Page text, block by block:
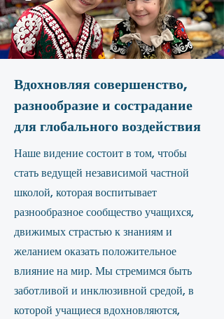
Вдохновляя совершенство,
разнообразие и сострадание
для глобального воздействия
Наше видение состоит в том, чтобы
стать ведущей независимой частной
школой, которая воспитывает
разнообразное сообщество учащихся,
движимых страстью к знаниям и
желанием оказать положительное
влияние на мир. Мы стремимся быть
заботливой и инклюзивной средой, в
которой учащиеся вдохновляются,